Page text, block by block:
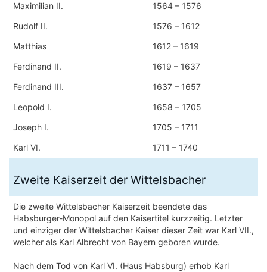
Maximilian II.
1564 – 1576
Rudolf II.
1576 – 1612
Matthias
1612 – 1619
Ferdinand II.
1619 – 1637
Ferdinand III.
1637 – 1657
Leopold I.
1658 – 1705
Joseph I.
1705 – 1711
Karl VI.
1711 – 1740
Zweite Kaiserzeit der Wittelsbacher
Die zweite Wittelsbacher Kaiserzeit beendete das
Habsburger-Monopol auf den Kaisertitel kurzzeitig. Letzter
und einziger der Wittelsbacher Kaiser dieser Zeit war Karl VII.,
welcher als Karl Albrecht von Bayern geboren wurde.
Nach dem Tod von Karl VI. (Haus Habsburg) erhob Karl